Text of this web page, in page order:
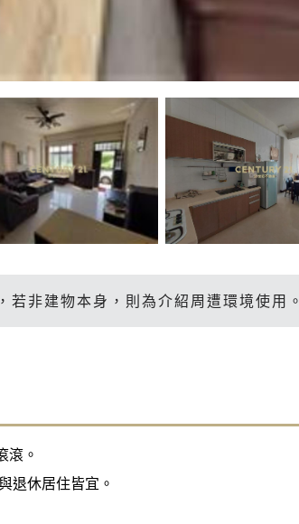
若非建物本身，則為介紹周遭環境使用。
滾。
退休居住皆宜。